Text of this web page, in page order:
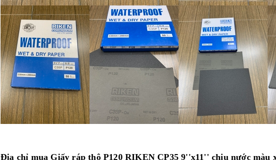
Địa chỉ mua Giấy ráp thô P120 RIKEN CP35 9''x11'' chịu nước màu